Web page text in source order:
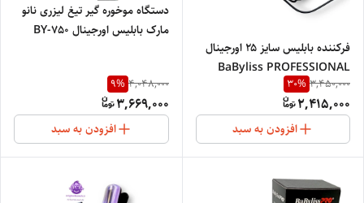
فرکننده بابلیس سایز ۲۵ اورجینال
BaByliss PROFESSIONAL
NEW 675
3,450,000
30%
2,415,000
افزودن به سبد
دستگاه موخوره گیر تیغ لیزری نانو
مارک بابلیس اورجینال BY-750
4,048,000
9%
3,669,000
افزودن به سبد